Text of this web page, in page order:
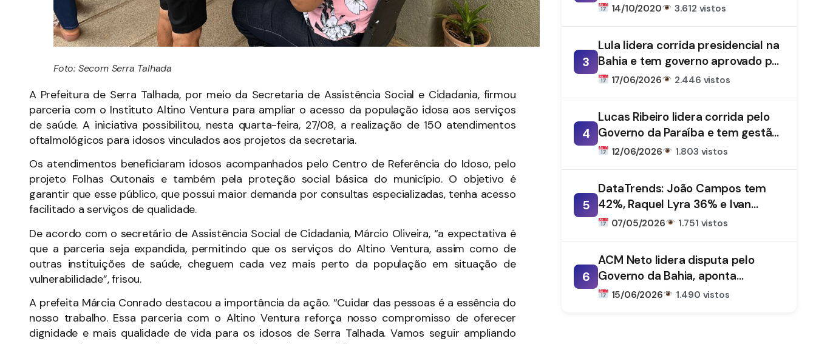
Foto: Secom Serra Talhada
A Prefeitura de Serra Talhada, por meio da Secretaria de Assistência Social e Cidadania, firmou
parceria com o Instituto Altino Ventura para ampliar o acesso da população idosa aos serviços
de saúde. A iniciativa possibilitou, nesta quarta-feira, 27/08, a realização de 150 atendimentos
oftalmológicos para idosos vinculados aos projetos da secretaria.
Os atendimentos beneficiaram idosos acompanhados pelo Centro de Referência do Idoso, pelo
projeto Folhas Outonais e também pela proteção social básica do município. O objetivo é
garantir que esse público, que possui maior demanda por consultas especializadas, tenha acesso
facilitado a serviços de qualidade.
De acordo com o secretário de Assistência Social de Cidadania, Márcio Oliveira, “a expectativa é
que a parceria seja expandida, permitindo que os serviços do Altino Ventura, assim como de
outras instituições de saúde, cheguem cada vez mais perto da população em situação de
vulnerabilidade”, frisou.
A prefeita Márcia Conrado destacou a importância da ação. “Cuidar das pessoas é a essência do
nosso trabalho. Essa parceria com o Altino Ventura reforça nosso compromisso de oferecer
dignidade e mais qualidade de vida para os idosos de Serra Talhada. Vamos seguir ampliando
14/10/2020 3.612 vistos
3
Lula lidera corrida presidencial na
Bahia e tem governo aprovado por
61%, aponta DataTrends
17/06/2026 2.446 vistos
4
Lucas Ribeiro lidera corrida pelo
Governo da Paraíba e tem gestão
aprovada por 66%, aponta
12/06/2026 1.803 vistos
5
DataTrends: João Campos tem
42%, Raquel Lyra 36% e Ivan
Moraes 1%
07/05/2026 1.751 vistos
6
ACM Neto lidera disputa pelo
Governo da Bahia, aponta
DataTrends
15/06/2026 1.490 vistos